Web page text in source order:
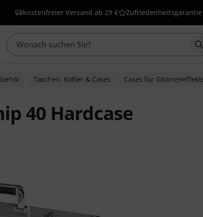
kostenfreier Versand ab 29 € Zufriedenheitsgarantie
Taschen, Koffer & Cases Cases für
40 Hardcase